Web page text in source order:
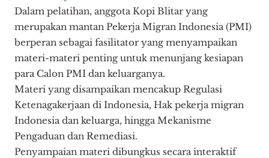
Dalam pelatihan, anggota Kopi Blitar yang
merupakan mantan Pekerja Migran Indonesia (PMI)
berperan sebagai fasilitator yang menyampaikan
materi-materi penting untuk menunjang kesiapan
para Calon PMI dan keluarganya.
Materi yang disampaikan mencakup Regulasi
Ketenagakerjaan di Indonesia, Hak pekerja migran
Indonesia dan keluarga, hingga Mekanisme
Pengaduan dan Remediasi.
Penyampaian materi dibungkus secara interaktif